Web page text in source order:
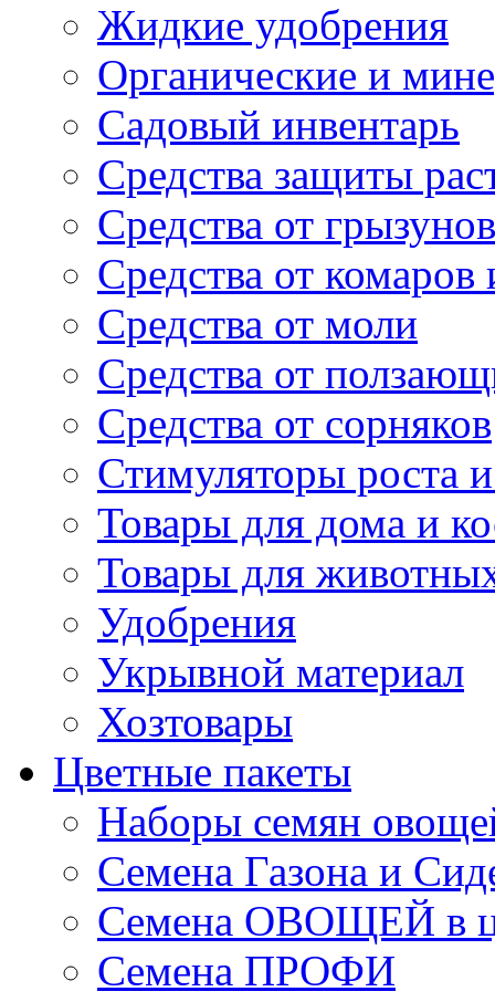
Жидкие удобрения
Органические и
Садовый инвентарь
Средства защиты
Средства от грызунов
Средства от
Средства от моли
Средства от
Средства от сорняков
Стимуляторы роста и
Товары для дома и
Товары для
Удобрения
Укрывной материал
Хозтовары
Цветные пакеты
Наборы семян
Семена Газона и
Семена ОВОЩЕЙ в
Семена ПРОФИ